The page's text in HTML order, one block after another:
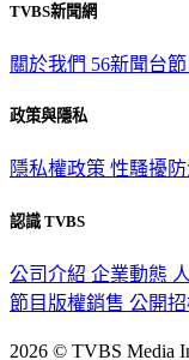
TVBS新聞網
關於我們 56新聞台
政策與隱私
隱私權政策 性騷擾
認識 TVBS
公司介紹 企業動態
節目版權銷售 公開
2026 © TVBS Media